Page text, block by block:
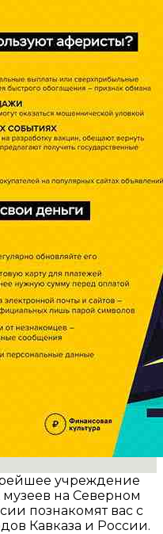
учреждение
на Северном
познакомят вас с
Кавказа и России.